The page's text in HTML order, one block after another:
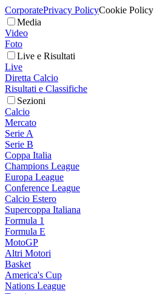
CorporatePrivacy PolicyCookie Policy
Media
Video
Foto
Live e Risultati
Live
Diretta Calcio
Risultati e Classifiche
Sezioni
Calcio
Mercato
Serie A
Serie B
Coppa Italia
Champions League
Europa League
Conference League
Calcio Estero
Supercoppa Italiana
Formula 1
Formula E
MotoGP
Altri Motori
Basket
America's Cup
Nations League